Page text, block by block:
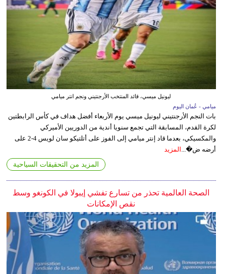
ليونيل ميسي، قائد المنتخب الأرجنتيني ونجم انتر ميامي
ميامي - عُمان اليوم
بات النجم الأرجنتيني ليونيل ميسي يوم الأربعاء أفضل هداف في كأس الرابطتين
لكرة القدم، المسابقة التي تجمع سنويا أندية من الدوريين الأميركي
والمكسيكي، بعدما قاد إنتر ميامي إلى الفوز على أتلتيكو سان لويس 4-2 على
أرضه ض�... المزيد
المزيد من التحقيقات السياحية
الصحة العالمية تحذر من تسارع تفشي إيبولا في الكونغو وسط
نقص الإمكانات